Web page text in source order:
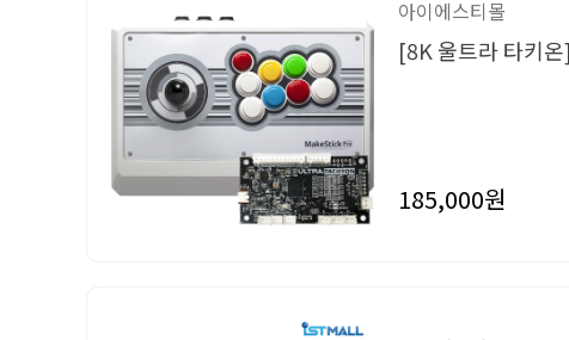
아이에스티몰
[8K 울트라 타키
185,000원